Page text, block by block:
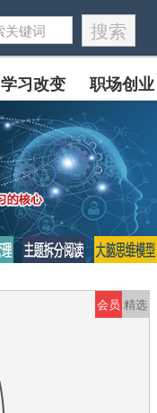
学习改变 职场创业
精选
会员